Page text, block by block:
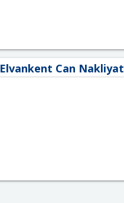
Elvankent Can Nakliyat